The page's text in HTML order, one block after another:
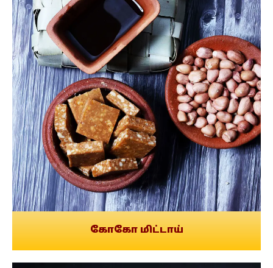
கோகோ மிட்டாய்